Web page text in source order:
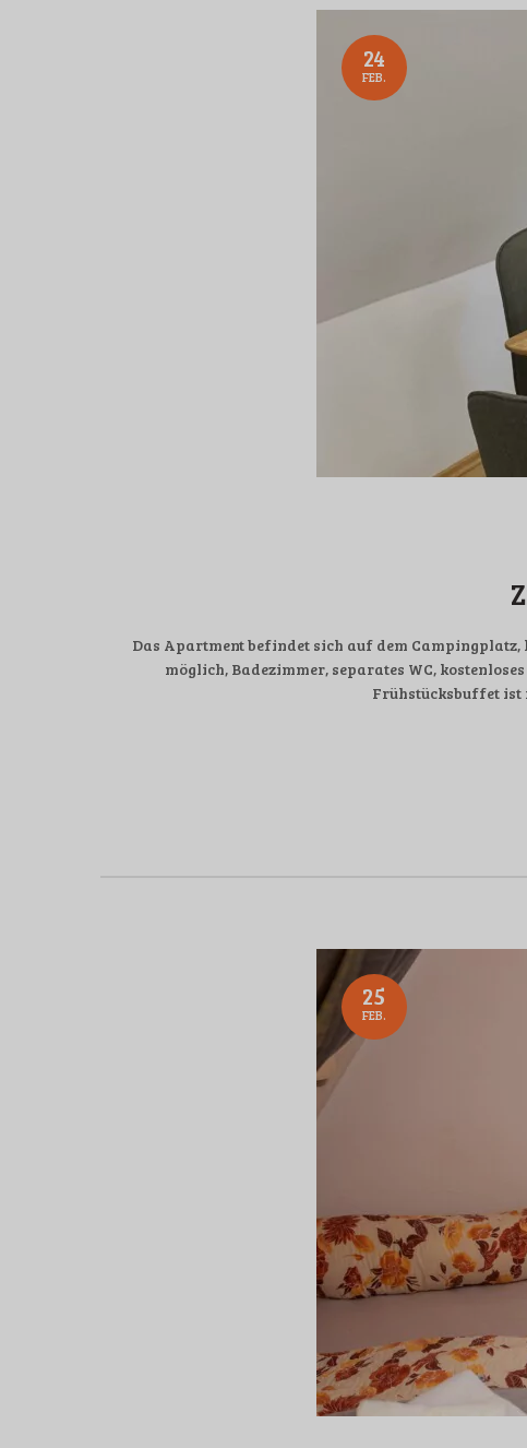
24
FEB.
Das Apartment befindet sich auf dem Campingplatz,
möglich, Badezimmer, separates WC,
Frühstücksbuffet ist
25
FEB.